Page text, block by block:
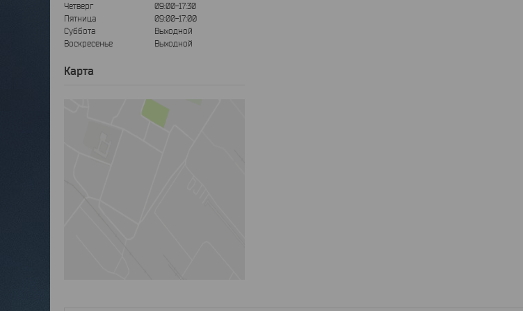
Четверг
09:00-17:30
Пятница
09:00-17:00
Суббота
Выходной
Воскресенье
Выходной
Карта